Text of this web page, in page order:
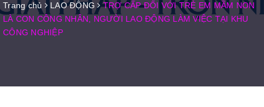
Trang chủ LAO ĐỘNG
TRỢ CẤP ĐỐI VỚI TRẺ EM MẦM NON
LÀ CON CÔNG NHÂN, NGƯỜI LAO ĐỘNG LÀM VIỆC TẠI KHU
CÔNG NGHIỆP